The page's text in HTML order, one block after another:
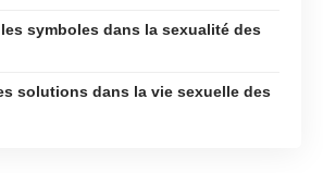
symboles dans la sexualité des
solutions dans la vie sexuelle des